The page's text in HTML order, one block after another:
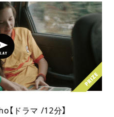
ドラマ /12分】